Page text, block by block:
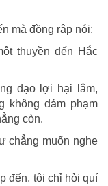
mà đồng rập nói:
thuyền đến Hắc
đạo lợi hại lắm,
không dám phạm
còn.
chẳng muốn nghe
đến, tôi chỉ hỏi quí